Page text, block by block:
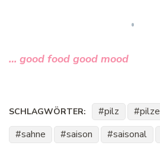
… good food good mood
SCHLAGWÖRTER: pilz pilze
sahne
saison saisonal